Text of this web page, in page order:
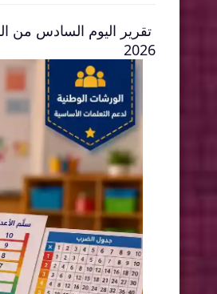
تقرير اليوم السادس من
2026